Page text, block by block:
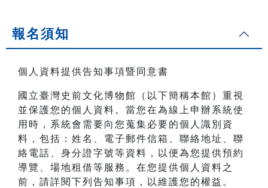
報名須知
個人資料提供告知事項暨同意書
國立臺灣史前文化博物館（以下簡稱本館）重視
並保護您的個人資料。當您在為線上申辦系統使
用時，系統會需要向您蒐集必要的個人識別資
料，包括：姓名、電子郵件信箱、聯絡地址、聯
絡電話、身分證字號等資料，以便為您提供預約
導覽、場地租借等服務。在您提供個人資料之
前，請詳閱下列告知事項，以維護您的權益。